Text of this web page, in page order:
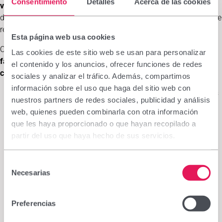
Esta página web usa cookies
Las cookies de este sitio web se usan para personalizar
el contenido y los anuncios, ofrecer funciones de redes
sociales y analizar el tráfico. Además, compartimos
información sobre el uso que haga del sitio web con
nuestros partners de redes sociales, publicidad y análisis
web, quienes pueden combinarla con otra información
que les haya proporcionado o que hayan recopilado a
partir del uso que haya hecho de sus servicios.
Necesarias
Preferencias
valoracionsper part delspacients tolerabilitat (80%), facilitat
d'aplicació (93%), extensibilitat (83%), textura (90%) i facilitat de
retirada (88%).
Com aplicarTensoderm Glicólico– La seva aplicació és molt
fàcil, agradable i proporciona una gran sensació de neteja i
confort:
Estendre la màscara amb els dits per la cara,com si fos
una crema, de manera uniforme i amb moviments
ascendents, evitant el contorn d'ulls i les mucoses. Si cal,
també pot aplicar-se en coll, pit i esquena.
Deixar assecardurant uns minuts iretiraramb aigua
Tensoderm Glicólico preferentment a la nit.
Es recomana
iniciar el tractament a dies alterns durant